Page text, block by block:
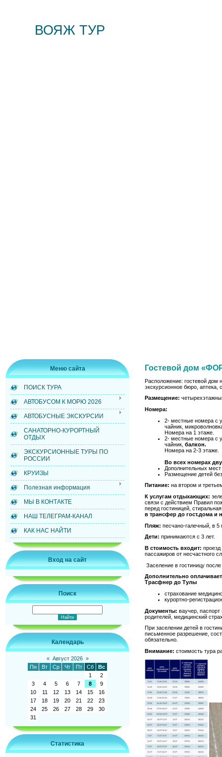
ВОЯЖ ТУР
Меню сайта
ПОИСК ТУРА
АВТОБУСОМ К МОРЮ 2026
АВТОБУСНЫЕ ЭКСКУРСИИ
САНАТОРНО-КУРОРТНЫЙ
ОТДЫХ
ЭКСКУРСИОННЫЕ ТУРЫ ПО
РОССИИ
КРУИЗЫ
Полезная информация
МЫ В КОНТАКТЕ
НАШ ТЕЛЕГРАМ-КАНАЛ
КАК НАС НАЙТИ
Вход на сайт
Поиск
Календарь
« Август 2026 »
Пн
Вт Ср Чт Пт Сб
Вс
1
2
3
4 5 6 7 8
9
10
11 12 13 14 15
16
17
18 19 20 21 22
23
24
25 26 27 28 29
30
31
Статистика
Гостевой дом
Расположение: гостевой дом
экскурсионное бюро,
Размещение:
Номера:
2- местные номера с
чайник,
Номера на 1 этаже.
2- местные номера с
чайник, балкон.
Номера на 2-3 этаже.
Во всех номерах
Дополнительных мест
Размещение детей
Питание: на втором и
К услугам отдыхающих:
связи с действием Правил
перед гостиницей,
в трансфер до гост.дома и
Пляж: песчано-галечный, в 5
Дети: принимаются с 3 лет.
В стоимость входит:
пассажиров от несчастного
Заселение в гостиницу
Дополнительно
Трасфнер до Тулы
страхование
курортно-
Документы: ваучер,
родителей, медицинский
При заселении детей в
письменное разрешение,
обязательно.
Внимание: стоимость тура